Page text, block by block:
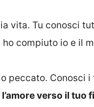
vita. Tu conosci
compiuto io e il
peccato. Conosci
verso il tuo